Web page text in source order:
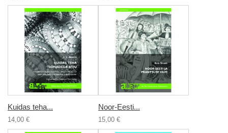
Kuidas teha...
14,00 €
Noor-Eesti...
15,00 €